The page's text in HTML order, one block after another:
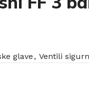
glave , Ventili